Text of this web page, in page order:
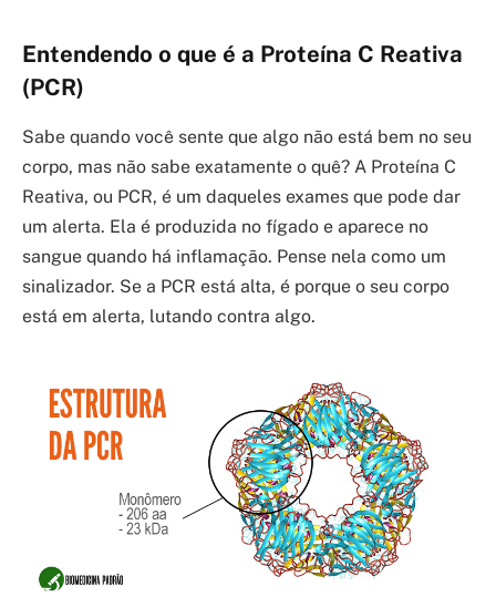
Entendendo o que é a Proteína C Reativa
(PCR)
Sabe quando você sente que algo não está bem no seu
corpo, mas não sabe exatamente o quê? A Proteína C
Reativa, ou PCR, é um daqueles exames que pode dar
um alerta. Ela é produzida no fígado e aparece no
sangue quando há inflamação. Pense nela como um
sinalizador. Se a PCR está alta, é porque o seu corpo
está em alerta, lutando contra algo.